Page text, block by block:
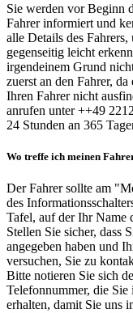
Sie werden vor Beginn
Fahrer informiert und
alle Details des Fahrers,
gegenseitig leicht
irgendeinem Grund
zuerst an den Fahrer,
Ihren Fahrer nicht
anrufen unter ++49
24 Stunden an 365
Wo treffe ich meinen
Der Fahrer sollte am
des
Tafel, auf der Ihr Name
Stellen Sie sicher, dass
angegeben haben und
versuchen, Sie zu
Bitte notieren Sie sich
Telefonnummer, die
erhalten, damit Sie uns